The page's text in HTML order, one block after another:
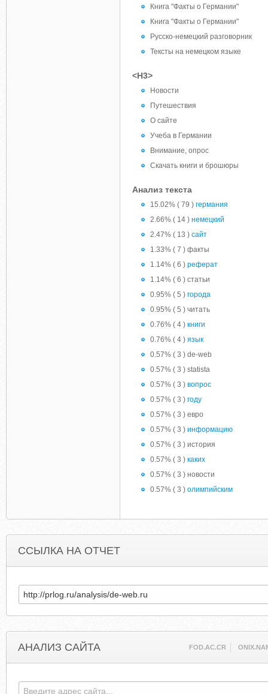
Книга "Факты о Германии"
Книга "Факты о Германии"
Русско-немецкий разговорник
Тексты на немецком языке
<H3>
Новости
Путешествия
О сайте
Учеба в Германии
Внимание, опрос
Скачать книги и брошюры
Анализ текста
15.02% ( 79 ) германия
2.66% ( 14 ) немецкий
2.47% ( 13 ) сайт
1.33% ( 7 ) факты
1.14% ( 6 ) реферат
1.14% ( 6 ) статьи
0.95% ( 5 ) города
0.95% ( 5 ) читать
0.76% ( 4 ) книги
0.76% ( 4 ) язык
0.57% ( 3 ) de-web
0.57% ( 3 ) statista
0.57% ( 3 ) вопрос
0.57% ( 3 ) году
0.57% ( 3 ) евро
0.57% ( 3 ) информацию
0.57% ( 3 ) история
0.57% ( 3 ) каких
0.57% ( 3 ) новости
0.57% ( 3 ) олимпийским
ССЫЛКА НА ОТЧЕТ
АНАЛИЗ САЙТА FOD.AC.CR